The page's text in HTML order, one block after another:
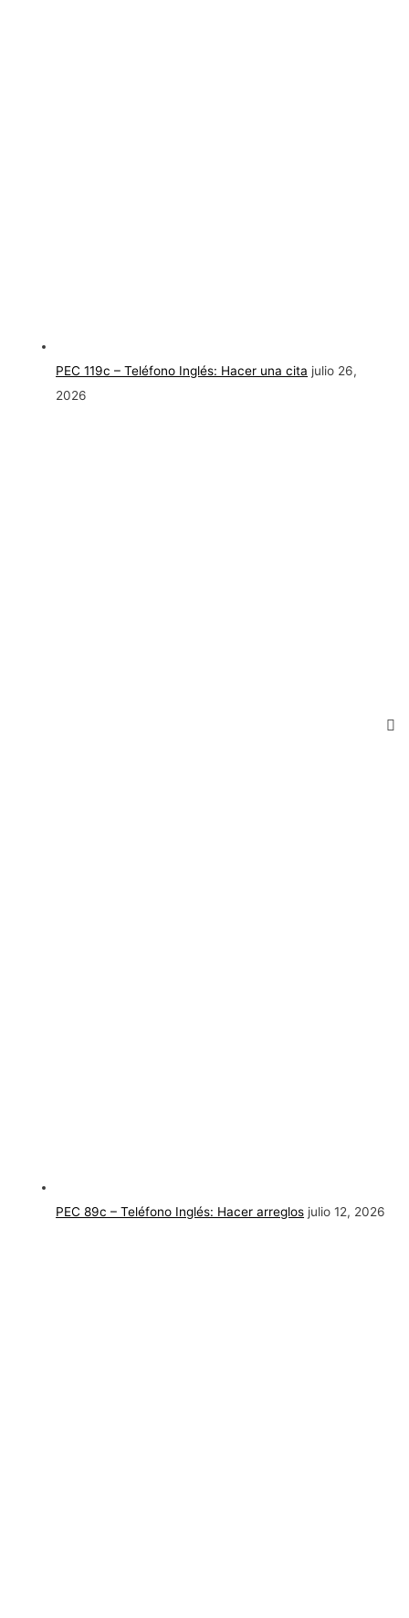
PEC 119c – Teléfono Inglés: Hacer una cita julio 26,
2026
PEC 89c – Teléfono Inglés: Hacer arreglos julio 12, 2026